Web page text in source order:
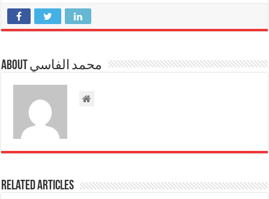
About محمد الفاسي
Related Articles